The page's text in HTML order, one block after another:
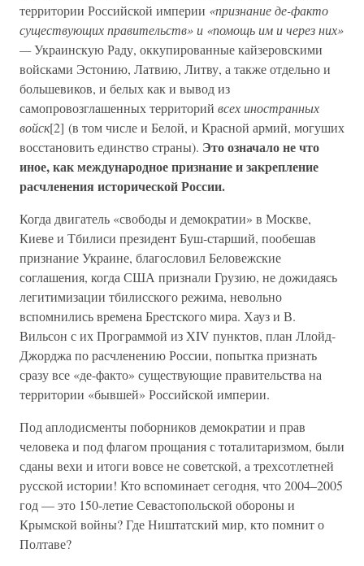
территории Российской империи «признание де-факто
существующих правительств» и «помощь им и через них»
—Украинскую Раду, оккупированные кайзеровскими
войсками Эстонию, Латвию, Литву, а также отдельно и
большевиков, и белых как и вывод из
самопровозглашенных территорий всех иностранных
войск[2] (в том числе и Белой, и Красной армий, могуших
восстановить единство страны). Это означало не что
иное, как международное признание и закрепление
расчленения исторической России.
Когда двигатель «свободы и демократии» в Москве,
Киеве и Тбилиси президент Буш-старший, пообешав
признание Украине, благословил Беловежские
соглашения, когда США признали Грузию, не дожидаясь
легитимизации тбилисского режима, невольно
вспомнились времена Брестского мира. Хауз и В.
Вильсон с их Программой из XIV пунктов, план Ллойд-
Джорджа по расчленению России, попытка признать
сразу все «де-факто» существующие правительства на
территории «бывшей» Российской империи.
Под аплодисменты поборников демократии и прав
человека и под флагом прощания с тоталитаризмом, были
сданы вехи и итоги вовсе не советской, а трехсотлетней
русской истории! Кто вспоминает сегодня, что 2004–2005
год — это 150-летие Севастопольской обороны и
Крымской войны? Где Ништатский мир, кто помнит о
Полтаве?